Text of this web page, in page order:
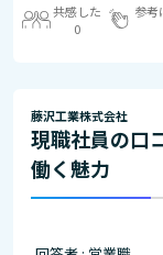
共感した
0
参考
藤沢工業株式会社
現職社員の口
働く魅力